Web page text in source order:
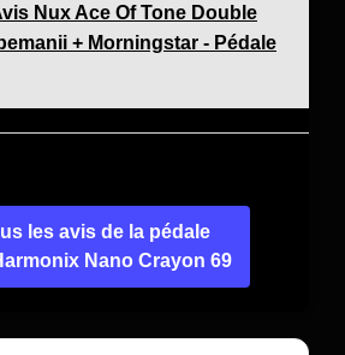
Nux Ace Of Tone Double
+ Morningstar - Pédale
les avis de la pédale
Nano Crayon 69